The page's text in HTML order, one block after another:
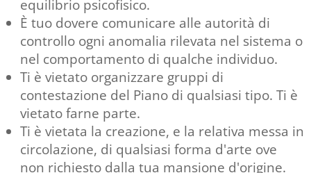
equilibrio psicofisico.
È tuo dovere comunicare alle autorità di
controllo ogni anomalia rilevata nel sistema o
nel comportamento di qualche individuo.
Ti è vietato organizzare gruppi di
contestazione del Piano di qualsiasi tipo. Ti è
vietato farne parte.
Ti è vietata la creazione, e la relativa messa in
circolazione, di qualsiasi forma d'arte ove
non richiesto dalla tua mansione d'origine.